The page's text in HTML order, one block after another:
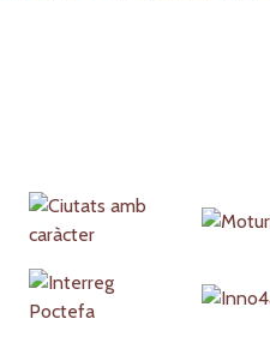
Partners